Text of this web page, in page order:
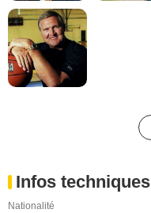
Infos techniques
Nationalité